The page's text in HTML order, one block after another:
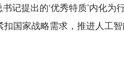
记提出的‘优秀特质’内化
扣国家战略需求，推进人